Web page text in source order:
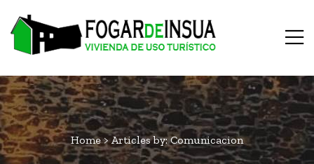
Home>Articles by: Comunicacion